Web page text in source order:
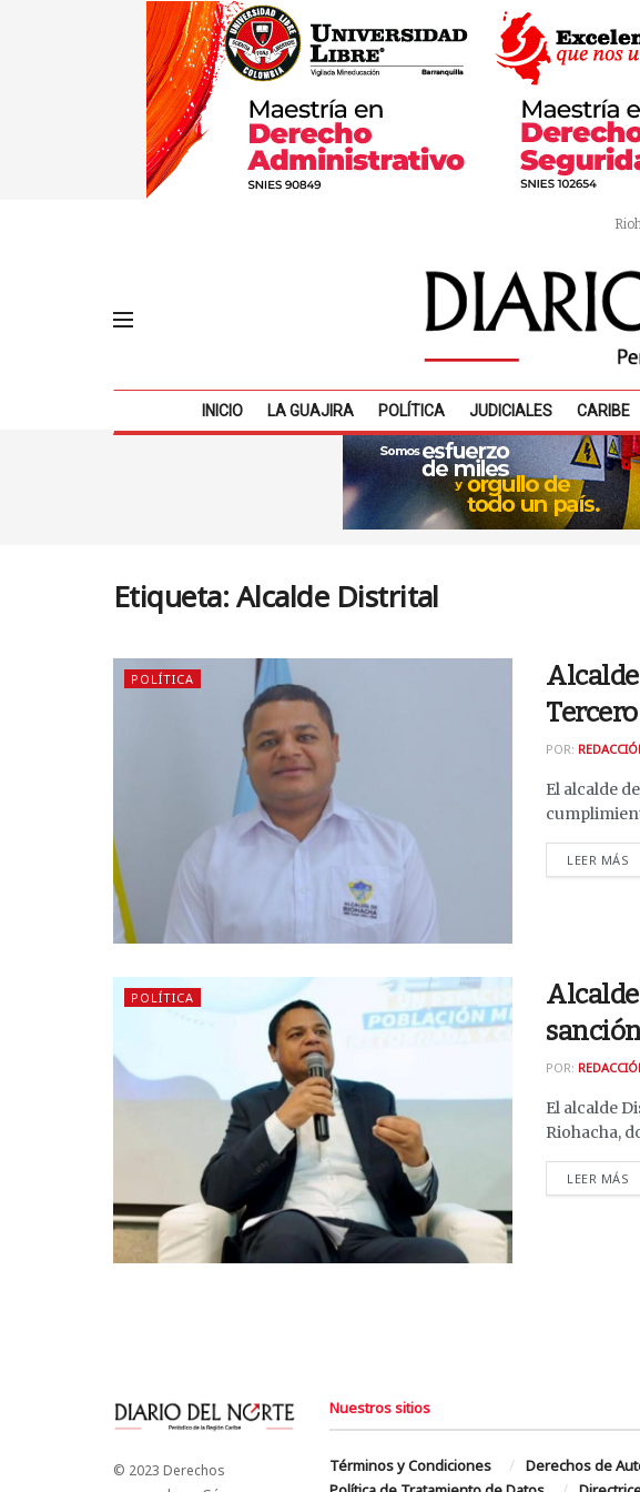
INICIO LA GUAJIRA POLÍTICA JUDICIALES CARIBE
Etiqueta:Alcalde Distrital
POLÍTICA
POR:
El alcalde
LEER MÁS
POLÍTICA
POR:
El alcalde
Riohacha,
LEER MÁS
© 2023 Derechos
Nuestros sitios
Términos y Condiciones Derechos de